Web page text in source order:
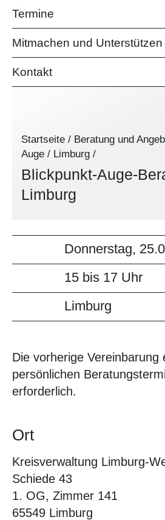
Termine
Mitmachen und Unterstützen
Kontakt
Startseite / Beratung und
Auge / Limburg /
Blickpunkt-Auge-
Limburg
Donnerstag,
15 bis 17 Uhr
Limburg
Die vorherige Vereinbarung
persönlichen
erforderlich.
Ort
Kreisverwaltung Limburg-
Schiede 43
1. OG, Zimmer 141
65549 Limburg